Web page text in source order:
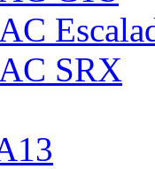
SRX